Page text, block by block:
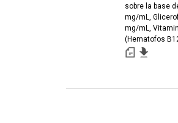
sobre la base
mg/mL,
mg/mL,
(Hematofos
del nivel de